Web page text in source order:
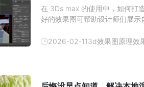
在 3Ds max 的使用中，如何打
好的效果图可帮助设计师们展示
吧。1、 材质与纹理的雕琢材质
2026-02-113d效果图原理效